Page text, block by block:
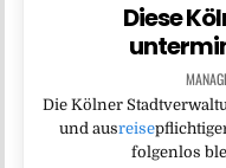
Diese
Die Kölner
und ausreise
folgenlos